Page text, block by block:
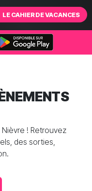
LE CAHIER DE VACANCES
! Retrouvez
des sorties,